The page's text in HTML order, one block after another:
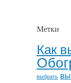
Метки
Как
выбрать